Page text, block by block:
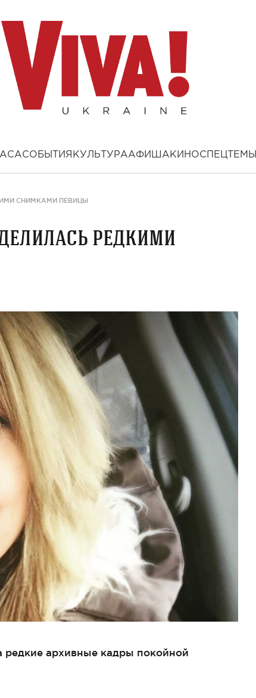
СОБЫТИЯ КУЛЬТУРААФИША КИНОСПЕЦТЕМЫ
СНИМКАМИ ПЕВИЦЫ
редкими
архивные кадры покойной